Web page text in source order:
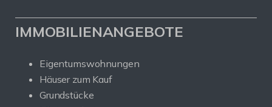
IMMOBILIENANGEBOTE
Eigentumswohnungen
Häuser zum Kauf
Grundstücke